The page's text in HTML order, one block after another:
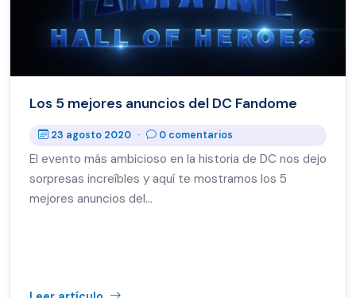
Los 5 mejores anuncios del DC Fandome
23 agosto 2020 · 0 comentarios
El evento más ambicioso en la historia de DC nos dejo
sorpresas increíbles y aquí te mostramos los 5
mejores anuncios del…